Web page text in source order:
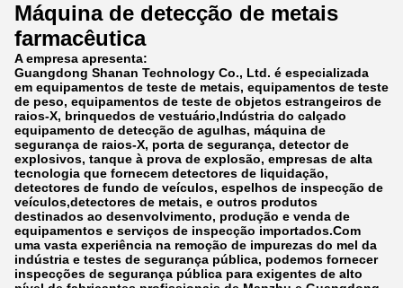
Máquina de detecção de metais
farmacêutica
A empresa apresenta:
Guangdong Shanan Technology Co., Ltd. é especializada
em equipamentos de teste de metais, equipamentos de teste
de peso, equipamentos de teste de objetos estrangeiros de
raios-X, brinquedos de vestuário,Indústria do calçado
equipamento de detecção de agulhas, máquina de
segurança de raios-X, porta de segurança, detector de
explosivos, tanque à prova de explosão, empresas de alta
tecnologia que fornecem detectores de liquidação,
detectores de fundo de veículos, espelhos de inspecção de
veículos,detectores de metais, e outros produtos
destinados ao desenvolvimento, produção e venda de
equipamentos e serviços de inspecção importados.Com
uma vasta experiência na remoção de impurezas do mel da
indústria e testes de segurança pública, podemos fornecer
inspecções de segurança pública para exigentes de alto